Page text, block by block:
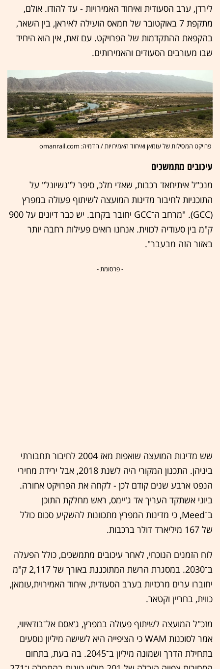
לירדן, ערב הסעודית ואיחוד האמירויות - עד להודו. אולם,
מתקפת 7 באוקטובר של חמאס הועילה לאיראן, בין השאר,
בהקפאת ההתקדמות של הפרויקט. עם זאת, אין הוא היחיד
שבו מעורבים הסעודים והאמירותים.
פרויקט המסילות של עומאן ואיחוד האמירויות / הדמיה: omanrail.com
עיכובים מתמשכים
מנכ"ל איתיחאד רכבות, שאדי מלכ, סיפר ל"נשיונל" על
התוכניות לחיבור מדינות המועצה לשיתוף פעולה במפרץ
(GCC). "מרחב ה־GCC יחובר בקרוב. יש כבר דיונים על 900
ק"מ בין סעודיה לכווית. אנחנו רואים פעילות רחבה יותר
באזור הזה מבעבר".
- פרסומת -
שש מדינות המועצה שואפות מאז 2004 לחיבור תחבורתי
ביניהן. התכנון המקורי היה לשנת 2018, אבל ירידת מחירי
הנפט ארבע שנים קודם לכן - לקחה את הפרויקט אחורה.
ביוני אשתקד העריך אד ג'יימס, ראש מחלקת התוכן
ב־Meed, כי מדינות המפרץ מתכוונות להשקיע סכום כולל
של 167 מיליארד דולר ברכבות.
לוח הזמנים הנוכחי, לאחר עיכובים מתמשכים, כולל הפעלה
ב־2030. במסגרת הרשת המתוכננת באורך של 2,117 ק"מ
יחוברו ערים מרכזיות בערב הסעודית, איחוד האמירוית,עומאן,
כווית, בחריין וקטאר.
מזכ"ל המועצה לשיתוף פעולה במפרץ, ג'אסם אל־בודאיווי,
אמר לסוכנות WAM כי הציפייה היא לשישה מיליון נוסעים
בתחילת הדרך ושמונה מיליון ב־2045. בה בעת, בתחום